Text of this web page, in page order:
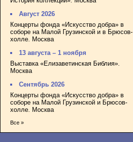
Август 2026
Концерты фонда «Искусство добра» в
соборе на Малой Грузинской и в Брюсов-
холле. Москва
13 августа – 1 ноября
Выставка «Елизаветинская Библия».
Москва
Сентябрь 2026
Концерты фонда «Искусство добра» в
соборе на Малой Грузинской и Брюсов-
холле. Москва
Все »